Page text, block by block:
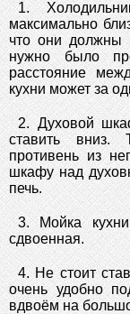
1.
максимально
что они должны
нужно было
расстояние
кухни может за
2. Духовой
ставить вниз.
противень из
шкафу над
печь.
3. Мойка
сдвоенная.
4. Не стоит
очень удобно
вдвоём на